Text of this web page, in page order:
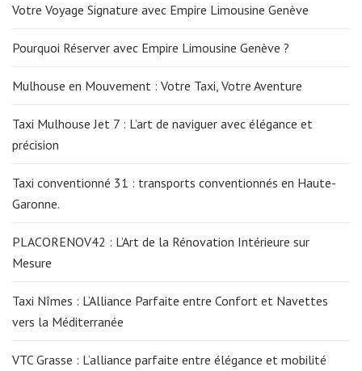
Votre Voyage Signature avec Empire Limousine Genève
Pourquoi Réserver avec Empire Limousine Genève ?
Mulhouse en Mouvement : Votre Taxi, Votre Aventure
Taxi Mulhouse Jet 7 : L’art de naviguer avec élégance et
précision
Taxi conventionné 31 : transports conventionnés en Haute-
Garonne.
PLACORENOV42 : L’Art de la Rénovation Intérieure sur
Mesure
Taxi Nîmes : L’Alliance Parfaite entre Confort et Navettes
vers la Méditerranée
VTC Grasse : L’alliance parfaite entre élégance et mobilité